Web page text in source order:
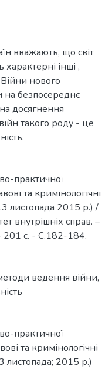
вважають, що світ
характерні інші ,
нового
на безпосереднє
досягнення
такого роду - це
практичної
та кримінологічні
листопада 2015 р.) /
внутрішніх справ. –
с. - С.182-184.
ведення війни,
практичної
та кримінологічні
листопада; 2015 р.)